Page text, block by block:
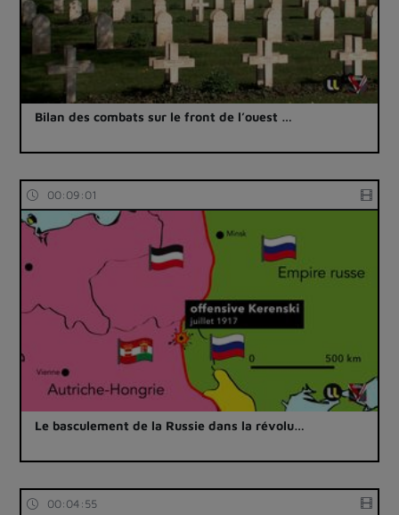
Bilan des combats sur le front de l’ouest …
00:09:01
Le basculement de la Russie dans la révolu…
00:04:55